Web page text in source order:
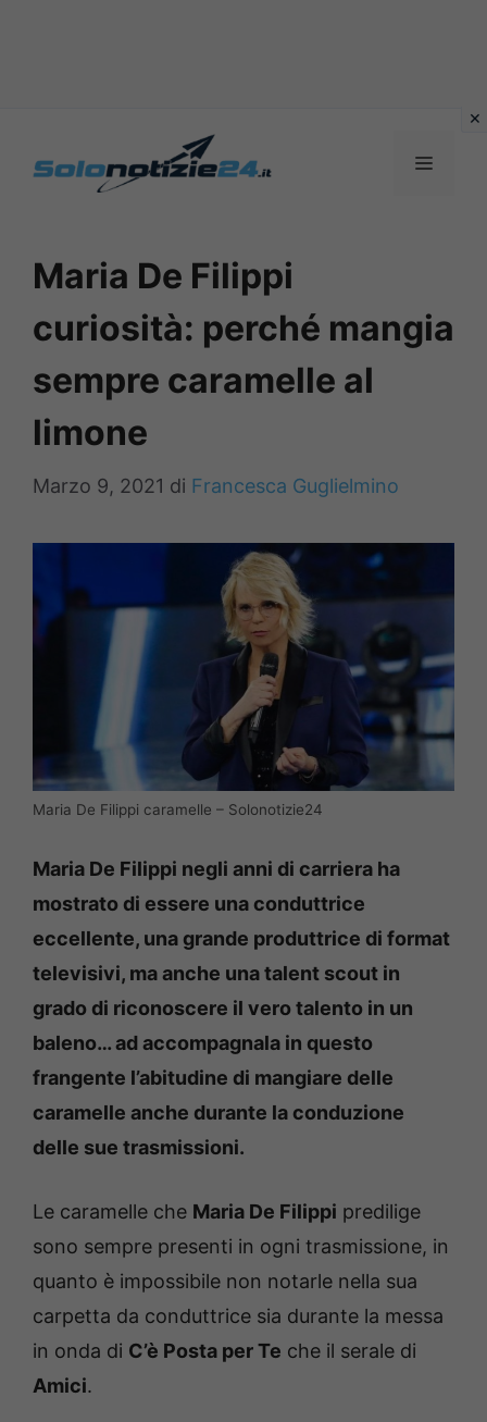
MENU
Maria De Filippi
curiosità: perché mangia
sempre caramelle al
limone
Marzo 9, 2021 di Francesca Guglielmino
Maria De Filippi caramelle – Solonotizie24
Maria De Filippi negli anni di carriera ha
mostrato di essere una conduttrice
eccellente, una grande produttrice di format
televisivi, ma anche una talent scout in
grado di riconoscere il vero talento in un
baleno… ad accompagnala in questo
frangente l’abitudine di mangiare delle
caramelle anche durante la conduzione
delle sue trasmissioni.
Le caramelle che Maria De Filippi predilige
sono sempre presenti in ogni trasmissione, in
quanto è impossibile non notarle nella sua
carpetta da conduttrice sia durante la messa
in onda di C’è Posta per Te che il serale di
Amici.